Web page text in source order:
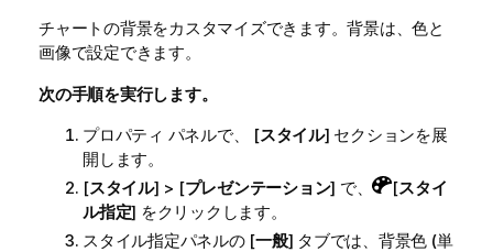
チャートの背景をカスタマイズできます。背景は、色と
画像で設定できます。
次の手順を実行します。
プロパティ パネルで、 [スタイル] セクションを展
開します。
[スタイル] > [プレゼンテーション] で、 [スタイ
ル指定] をクリックします。
スタイル指定パネルの [一般] タブでは、背景色 (単